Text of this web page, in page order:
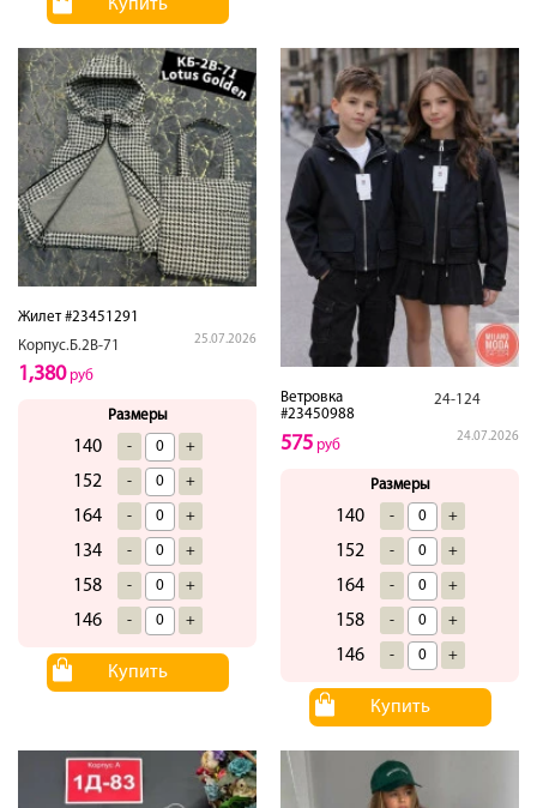
Купить
Жилет #23451291
Корпус.Б.2В-71
25.07.2026
1,380руб
Размеры
140 - +
152 - +
164 - +
134 - +
158 - +
146 - +
Купить
Ветровка
#23450988
24-124
24.07.2026
575 руб
Размеры
140 - +
152 - +
164 - +
158 - +
146 - +
Купить